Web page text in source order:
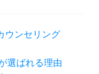
ウンセリング
選ばれる理由